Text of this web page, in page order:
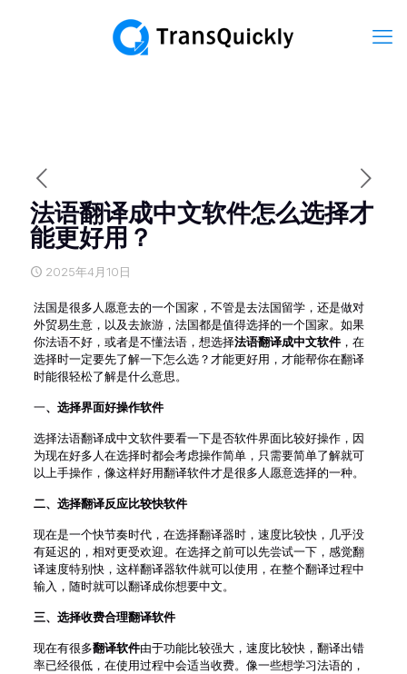
法语翻译成中文软件怎么选择才
能更好用？
2025年4月10日
法国是很多人愿意去的一个国家，不管是去法国留学，还是做对
外贸易生意，以及去旅游，法国都是值得选择的一个国家。如果
你法语不好，或者是不懂法语，想选择法语翻译成中文软件，在
选择时一定要先了解一下怎么选？才能更好用，才能帮你在翻译
时能很轻松了解是什么意思。
一、选择界面好操作软件
选择法语翻译成中文软件要看一下是否软件界面比较好操作，因
为现在好多人在选择时都会考虑操作简单，只需要简单了解就可
以上手操作，像这样好用翻译软件才是很多人愿意选择的一种。
二、 选择翻译反应比较快软件
现在是一个快节奏时代，在选择翻译器时，速度比较快，几乎没
有延迟的，相对更受欢迎。在选择之前可以先尝试一下，感觉翻
译速度特别快，这样翻译器软件就可以使用，在整个翻译过程中
输入，随时就可以翻译成你想要中文。
三、 选择收费合理翻译软件
现在有很多翻译软件由于功能比较强大，速度比较快，翻译出错
率已经很低，在使用过程中会适当收费。像一些想学习法语的，